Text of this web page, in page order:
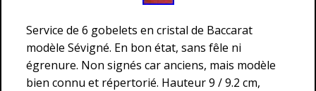
Service de 6 gobelets en cristal de Baccarat
modèle Sévigné. En bon état, sans fêle ni
égrenure. Non signés car anciens, mais modèle
bien connu et répertorié. Hauteur 9 / 9.2 cm,